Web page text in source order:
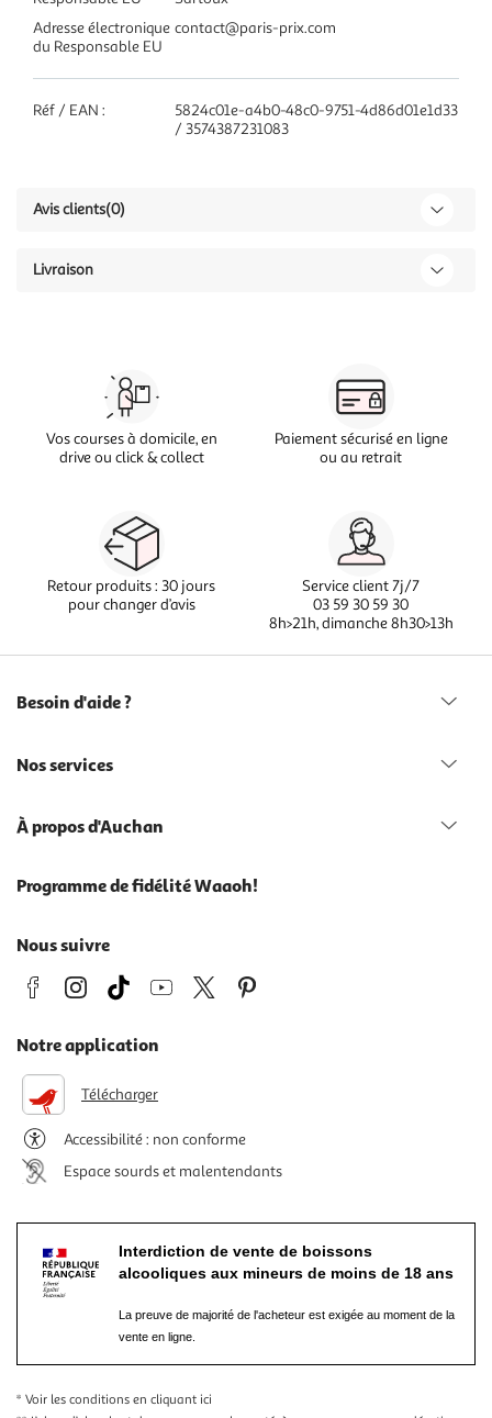
Adresse électronique
du Responsable EU
contact@paris-prix.com
Réf / EAN :
5824c01e-a4b0-48c0-9751-4d86d01e1d33
/ 3574387231083
Avis clients(0)
Livraison
Vos courses à domicile, en
drive ou click & collect
Paiement sécurisé en ligne
ou au retrait
Retour produits : 30 jours
pour changer d’avis
Service client 7j/7
03 59 30 59 30
8h>21h, dimanche 8h30>13h
Besoin d'aide ?
Nos services
À propos d'Auchan
Programme de fidélité Waaoh!
Nous suivre
Notre application
Télécharger
Accessibilité : non conforme
Espace sourds et malentendants
Interdiction de vente de boissons
alcooliques aux mineurs de moins de 18 ans
La preuve de majorité de l'acheteur est exigée au moment de la
vente en ligne.
* Voir les conditions en cliquant ici